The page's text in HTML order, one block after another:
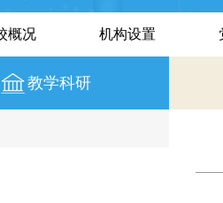
概况 机构设置
教学科研